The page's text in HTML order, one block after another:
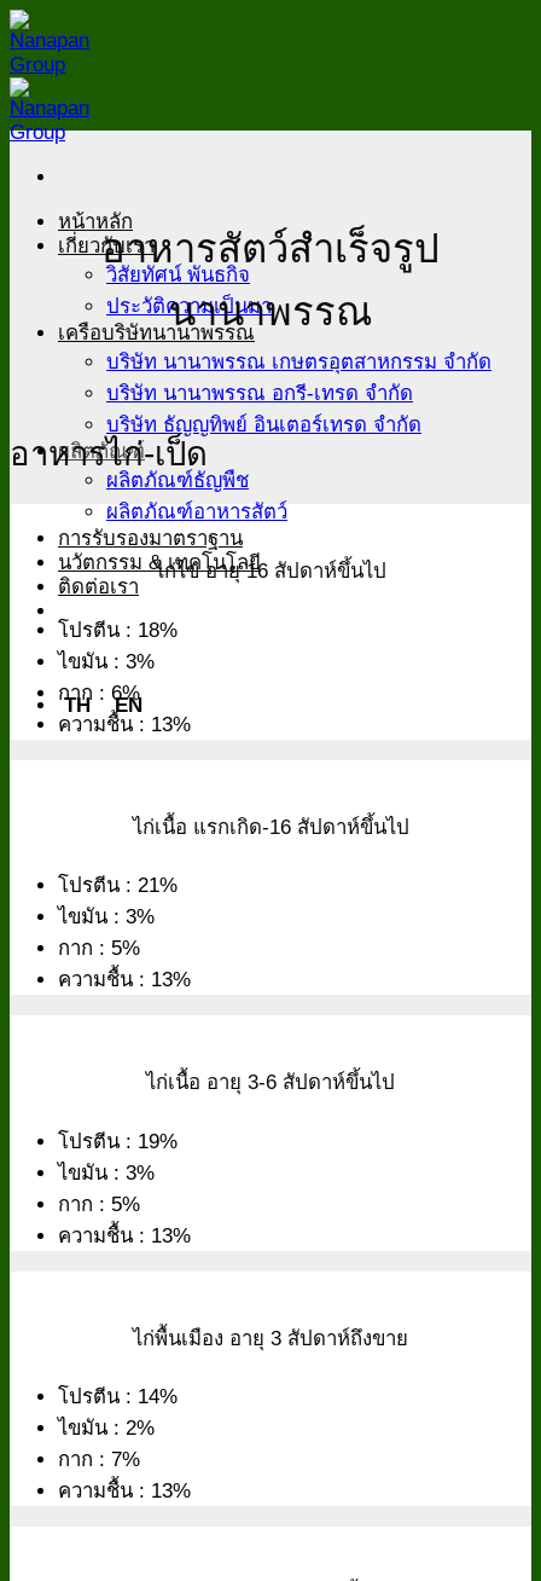
Skip
to
content
หน้าหลัก
เกี่ยวกับเรา
วิสัยทัศน์ พันธกิจ
ประวัติความเป็นมา
เครือบริษัทนานาพรรณ
บริษัท นานาพรรณ เกษตรอุตสาหกรรม จำกัด
บริษัท นานาพรรณ อกรี-เทรด จำกัด
บริษัท ธัญญทิพย์ อินเตอร์เทรด จำกัด
ผลิตภัณฑ์
ผลิตภัณฑ์ธัญพืช
ผลิตภัณฑ์อาหารสัตว์
การรับรองมาตราฐาน
นวัตกรรม & เทคโนโลยี
ติดต่อเรา
THEN
อาหารสัตว์สำเร็จรูป
นานาพรรณ
อาหารไก่-เป็ด
ไก่ไข่ อายุ 16 สัปดาห์ขึ้นไป
โปรตีน : 18%
ไขมัน : 3%
กาก : 6%
ความชื้น : 13%
ไก่เนื้อ แรกเกิด-16 สัปดาห์ขึ้นไป
โปรตีน : 21%
ไขมัน : 3%
กาก : 5%
ความชื้น : 13%
ไก่เนื้อ อายุ 3-6 สัปดาห์ขึ้นไป
โปรตีน : 19%
ไขมัน : 3%
กาก : 5%
ความชื้น : 13%
ไก่พื้นเมือง อายุ 3 สัปดาห์ถึงขาย
โปรตีน : 14%
ไขมัน : 2%
กาก : 7%
ความชื้น : 13%